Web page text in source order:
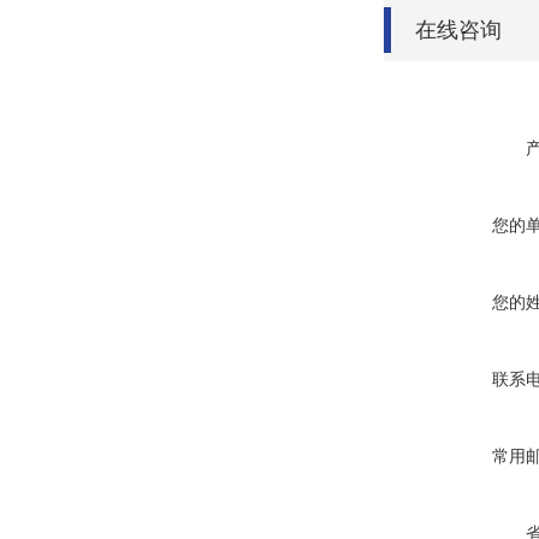
在线咨询
您的
您的
联系
常用